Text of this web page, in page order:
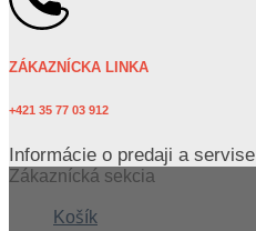
ZÁKAZNÍCKA LINKA
+421 35 77 03 912
Informácie o predaji a servise
Zákaznícká sekcia
Košík